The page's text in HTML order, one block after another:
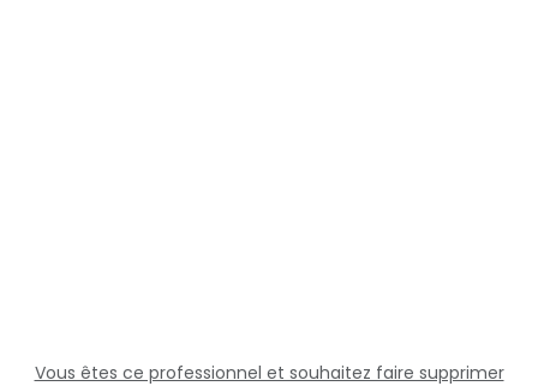
Vous êtes ce professionnel et souhaitez faire supprimer